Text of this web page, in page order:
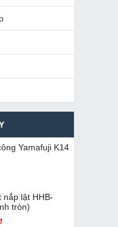
Yamafuji K14
nắp lật HHB-
tròn)